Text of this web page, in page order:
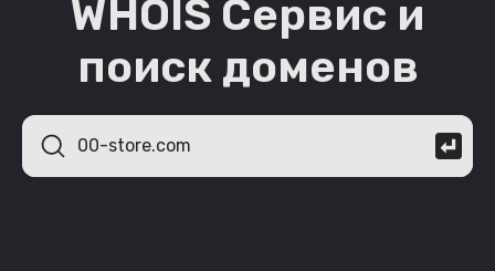
WHOIS Сервис и
поиск доменов